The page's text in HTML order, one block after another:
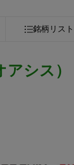
銘柄リスト
シス）